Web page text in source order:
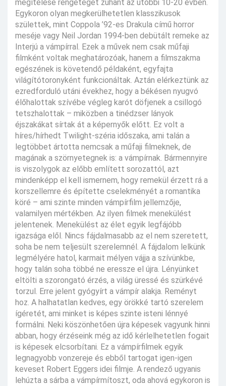
megítélése rengeteget zuhant az utóbbi 10-20 évben.
Egykoron olyan megkerülhetetlen klasszikusok
születtek, mint Coppola ’92-es Drakula című horror
meséje vagy Neil Jordan 1994-ben debütált remeke az
Interjú a vámpírral. Ezek a művek nem csak műfaji
filmként voltak meghatározóak, hanem a filmszakma
egészének is követendő példaként, egyfajta
világítótoronyként funkcionáltak. Aztán elérkeztünk az
ezredforduló utáni évekhez, hogy a békésen nyugvó
élőhalottak szívébe végleg karót döfjenek a csillogó
tetszhalottak – miközben a tinédzser lányok
éjszakákat sírtak át a képernyők előtt. Ez volt a
híres/hírhedt Twilight-széria időszaka, ami talán a
legtöbbet ártotta nemcsak a műfaji filmeknek, de
magának a szörnyetegnek is: a vámpírnak. Bármennyire
is viszolygok az előbb említett sorozattól, azt
mindenképp el kell ismernem, hogy remekül érzett rá a
korszellemre és építette cselekményét a romantika
köré – ami szinte minden vámpírfilm jellemzője,
valamilyen mértékben. Az ilyen filmek menekülést
jelentenek. Menekülést az élet egyik legfájóbb
igazsága elől. Nincs fájdalmasabb az el nem szeretett,
soha be nem teljesült szerelemnél. A fájdalom lelkünk
legmélyére hatol, karmait mélyen vájja a szívünkbe,
hogy talán soha többé ne eressze el újra. Lényünket
eltölti a szorongató érzés, a világ üressé és szürkévé
torzul. Erre jelent gyógyírt a vámpír alakja. Reményt
hoz. A halhatatlan kedves, egy örökké tartó szerelem
ígéretét, ami minket is képes szinte isteni lénnyé
formálni. Neki köszönhetően újra képesek vagyunk hinni
abban, hogy érzéseink még az idő kérlelhetetlen fogait
is képesek elcsorbítani. Ez a vámpírfilmek egyik
legnagyobb vonzereje és ebből tartogat igen-igen
keveset Robert Eggers idei filmje. A rendező ugyanis
lehúzta a sárba a vámpírmítoszt, oda ahová egykoron is